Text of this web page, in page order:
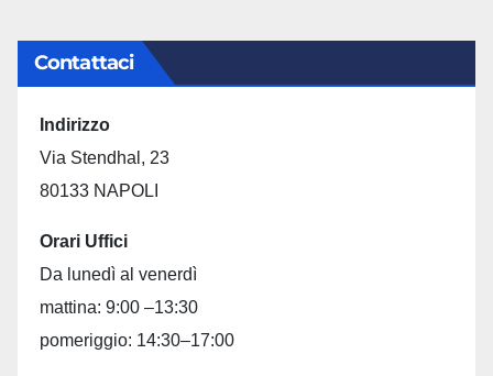
Contattaci
Indirizzo
Via Stendhal, 23
80133 NAPOLI
Orari Uffici
Da lunedì al venerdì
mattina: 9:00 –13:30
pomeriggio: 14:30–17:00